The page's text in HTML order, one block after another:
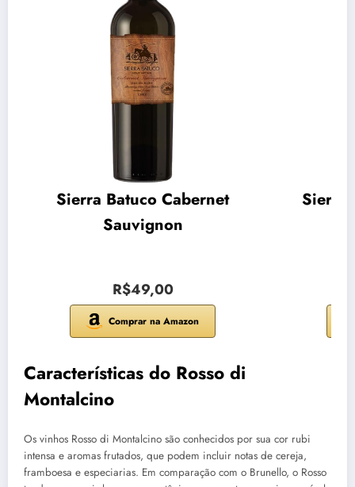
Sierra Batuco Cabernet
Sauvignon
R$49,00
Comprar na Amazon
Sierra
Características do Rosso di
Montalcino
Os vinhos Rosso di Montalcino são conhecidos por sua cor rubi
intensa e aromas frutados, que podem incluir notas de cereja,
framboesa e especiarias. Em comparação com o Brunello, o Rosso